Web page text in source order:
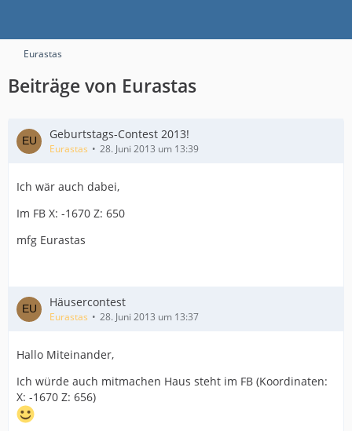
Eurastas
Beiträge von Eurastas
Geburtstags-Contest 2013!
Eurastas 28. Juni 2013 um 13:39
Ich wär auch dabei,
Im FB X: -1670 Z: 650
mfg Eurastas
Häusercontest
Eurastas 28. Juni 2013 um 13:37
Hallo Miteinander,
Ich würde auch mitmachen Haus steht im FB (Koordinaten:
X: -1670 Z: 656)